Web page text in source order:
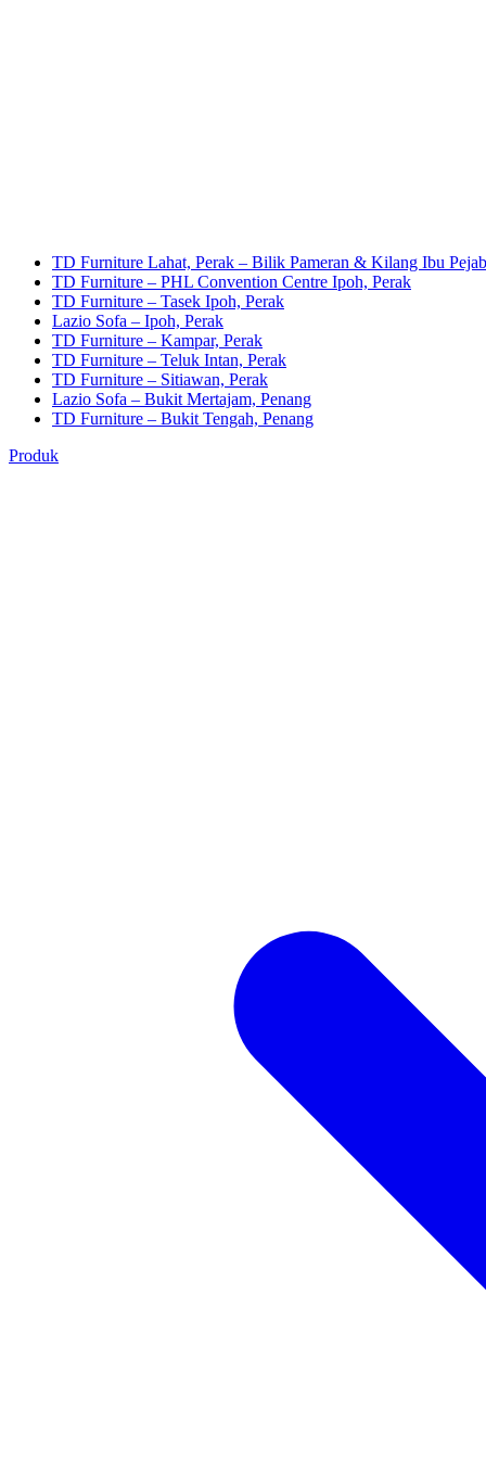
TD Furniture Lahat, Perak – Bilik Pameran & Kilang Ibu
TD Furniture – PHL Convention Centre Ipoh, Perak
TD Furniture – Tasek Ipoh, Perak
Lazio Sofa – Ipoh, Perak
TD Furniture – Kampar, Perak
TD Furniture – Teluk Intan, Perak
TD Furniture – Sitiawan, Perak
Lazio Sofa – Bukit Mertajam, Penang
TD Furniture – Bukit Tengah, Penang
Produk